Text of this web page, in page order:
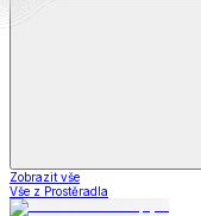
Zobrazit vše
Vše z Prostěradla